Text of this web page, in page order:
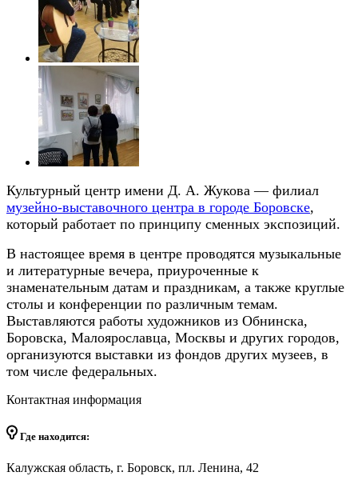
Культурный центр имени Д. А. Жукова — филиал
музейно-выставочного центра в городе Боровске,
который работает по принципу сменных экспозиций.
В настоящее время в центре проводятся музыкальные
и литературные вечера, приуроченные к
знаменательным датам и праздникам, а также круглые
столы и конференции по различным темам.
Выставляются работы художников из Обнинска,
Боровска, Малоярославца, Москвы и других городов,
организуются выставки из фондов других музеев, в
том числе федеральных.
Контактная информация
Где находится:
Калужская область, г. Боровск, пл. Ленина, 42